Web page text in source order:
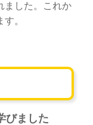
ました。これか
。
びました